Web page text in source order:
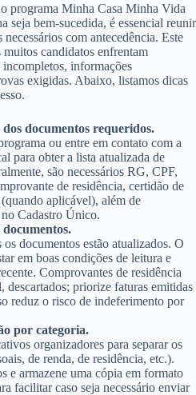
programa Minha Casa Minha Vida
seja bem-sucedida, é essencial reunir
com antecedência. Este
muitos candidatos enfrentam
informações
exigidas. Abaixo, listamos dicas
documentos requeridos.
ou entre em contato com a
para obter a lista atualizada de
são necessários RG, CPF,
de residência, certidão de
aplicável), além de
Cadastro Único.
documentos estão atualizados. O
em boas condições de leitura e
Comprovantes de residência
descartados; priorize faturas emitidas
reduz o risco de indeferimento por
por categoria.
organizadores para separar os
de renda, de residência, etc.).
e armazene uma cópia em formato
facilitar caso seja necessário enviar